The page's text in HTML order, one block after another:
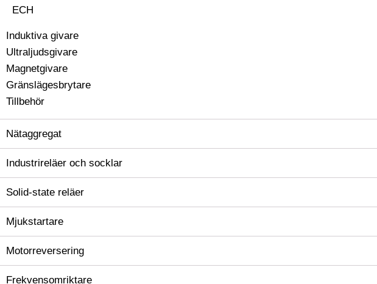
ECH
Induktiva givare
Ultraljudsgivare
Magnetgivare
Gränslägesbrytare
Tillbehör
Nätaggregat
Industrireläer och socklar
Solid-state reläer
Mjukstartare
Motorreversering
Frekvensomriktare